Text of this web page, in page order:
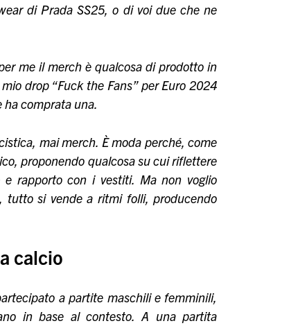
di Prada SS25, o di voi due che ne
me il merch è qualcosa di prodotto in
drop “Fuck the Fans” per Euro 2024
ha comprata una.
mai merch. È moda perché, come
proponendo qualcosa su cui riflettere
rapporto con i vestiti. Ma non voglio
tutto si vende a ritmi folli, producendo
calcio
a partite maschili e femminili,
in base al contesto. A una partita